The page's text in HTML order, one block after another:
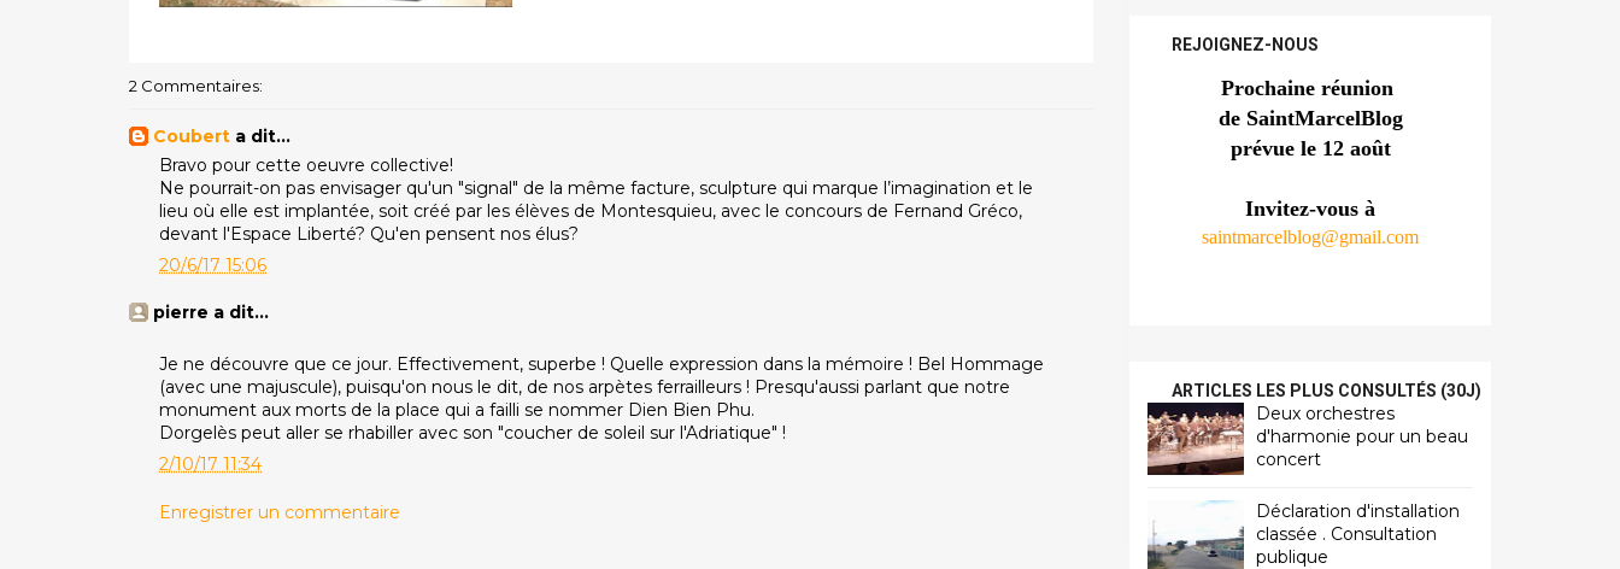
2 Commentaires:
Coubert a dit…
Bravo pour cette oeuvre collective!
Ne pourrait-on pas envisager qu'un "signal" de la même facture, sculpture qui marque l’imagination et le
lieu où elle est implantée, soit créé par les élèves de Montesquieu, avec le concours de Fernand Gréco,
devant l'Espace Liberté? Qu'en pensent nos élus?
20/6/17 15:06
pierre a dit…
Je ne découvre que ce jour. Effectivement, superbe ! Quelle expression dans la mémoire ! Bel Hommage
(avec une majuscule), puisqu'on nous le dit, de nos arpètes ferrailleurs ! Presqu'aussi parlant que notre
monument aux morts de la place qui a failli se nommer Dien Bien Phu.
Dorgelès peut aller se rhabiller avec son "coucher de soleil sur l'Adriatique" !
2/10/17 11:34
Enregistrer un commentaire
REJOIGNEZ-NOUS
Prochaine réunion
de SaintMarcelBlog
prévue le 12 août
Invitez-vous à
saintmarcelblog@gmail.com
ARTICLES LES PLUS CONSULTÉS (30J)
Deux orchestres
d'harmonie pour un beau
concert
Déclaration d'installation
classée . Consultation
publique